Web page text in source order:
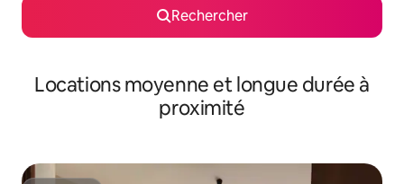
Rechercher
Locations moyenne et longue durée à
proximité